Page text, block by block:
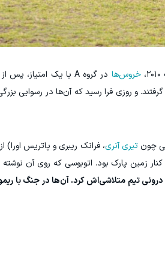
خروس‌ها
جنوبی (۱-۲) در رده آخر قرار گرفتند. و روزی فرا رسید که
تیری آنری، فرانک ریبری و پاتریس اورا)
زمین پارک بود. اتوبوسی که روی آن
درونی تیم متلاشی‌اش کرد. آن‌ها در جنگ با